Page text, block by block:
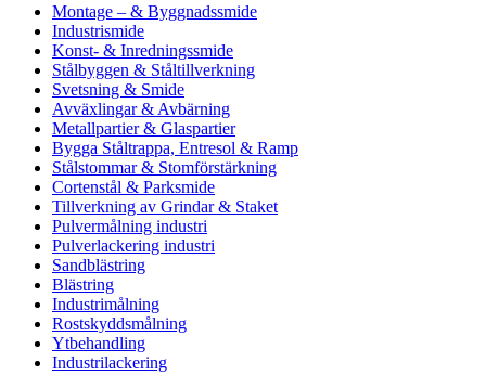
Montage – & Byggnadssmide
Industrismide
Konst- & Inredningssmide
Stålbyggen & Ståltillverkning
Svetsning & Smide
Avväxlingar & Avbärning
Metallpartier & Glaspartier
Bygga Ståltrappa, Entresol & Ramp
Stålstommar & Stomförstärkning
Cortenstål & Parksmide
Tillverkning av Grindar & Staket
Pulvermålning industri
Pulverlackering industri
Sandblästring
Blästring
Industrimålning
Rostskyddsmålning
Ytbehandling
Industrilackering